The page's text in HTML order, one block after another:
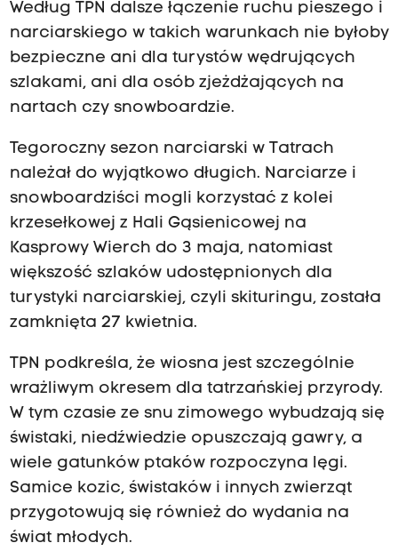
Według TPN dalsze łączenie ruchu pieszego i
narciarskiego w takich warunkach nie byłoby
bezpieczne ani dla turystów wędrujących
szlakami, ani dla osób zjeżdżających na
nartach czy snowboardzie.
Tegoroczny sezon narciarski w Tatrach
należał do wyjątkowo długich. Narciarze i
snowboardziści mogli korzystać z kolei
krzesełkowej z Hali Gąsienicowej na
Kasprowy Wierch do 3 maja, natomiast
większość szlaków udostępnionych dla
turystyki narciarskiej, czyli skituringu, została
zamknięta 27 kwietnia.
TPN podkreśla, że wiosna jest szczególnie
wrażliwym okresem dla tatrzańskiej przyrody.
W tym czasie ze snu zimowego wybudzają się
świstaki, niedźwiedzie opuszczają gawry, a
wiele gatunków ptaków rozpoczyna lęgi.
Samice kozic, świstaków i innych zwierząt
przygotowują się również do wydania na
świat młodych.